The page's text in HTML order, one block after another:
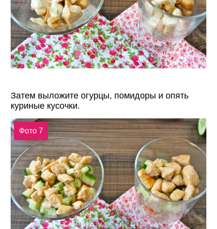
Затем выложите огурцы, помидоры и опять
куриные кусочки.
Фото 7